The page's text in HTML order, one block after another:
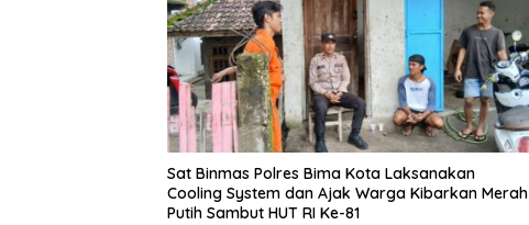
Sat Binmas Polres Bima Kota Laksanakan
Cooling System dan Ajak Warga Kibarkan Merah
Putih Sambut HUT RI Ke-81